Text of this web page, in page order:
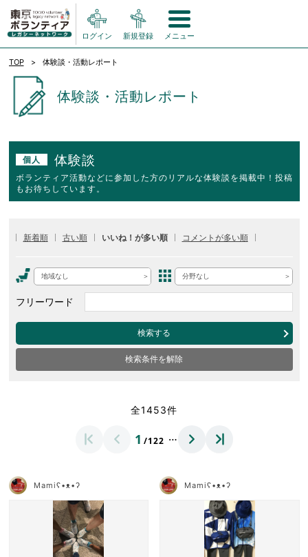
ログイン 新規登録 メニュー
TOP 体験談・活動レポート
体験談・活動レポート
個人 体験談
ボランティア活動などに参加した方のリアルな体験談を掲載中！投稿
もお待ちしています。
新着順 古い順 いいね！が多い順 コメントが多い順
地域なし 分野なし
フリーワード
検索する
検索条件を解除
全1453件
1 /122 …
Mamiʕ•ᴥ•ʔ Mamiʕ•ᴥ•ʔ